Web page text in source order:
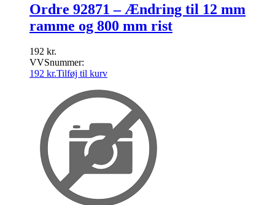
Ordre 92871 – Ændring til 12 mm
ramme og 800 mm rist
192 kr.
VVSnummer:
192 kr.Tilføj til kurv